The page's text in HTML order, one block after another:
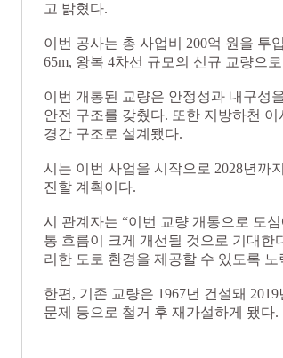
고 밝혔다.
이번 공사는 총 사업비 200억 원을 투
65m, 왕복 4차선 규모의 신규 교량으
이번 개통된 교량은 안정성과 내구성
안전 구조를 갖췄다. 또한 지방하천
경간 구조로 설계됐다.
시는 이번 사업을 시작으로 2028년까
진할 계획이다.
시 관계자는 “이번 교량 개통으로 도
통 흐름이 크게 개선될 것으로 기대한
리한 도로 환경을 제공할 수 있도록 노
한편, 기존 교량은 1967년 건설돼
문제 등으로 철거 후 재가설하게 됐다.